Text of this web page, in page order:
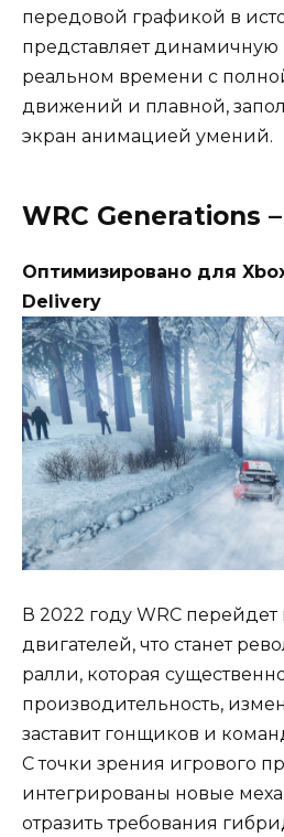
передовой графикой в
представляет динамичную
реальном времени с
движений и плавной,
экран анимацией умений.
WRC Generations
Оптимизировано для
Delivery
В 2022 году WRC
двигателей, что станет
ралли, которая
производительность,
заставит гонщиков и
С точки зрения игрового
интегрированы новые
отразить требования